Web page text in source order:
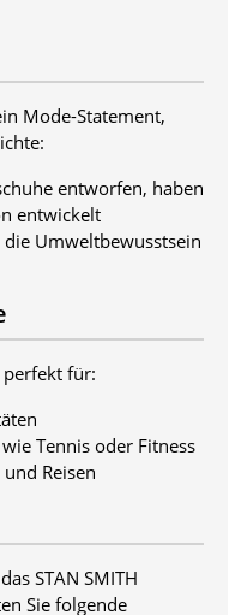
Mode-Statement,
entworfen, haben
entwickelt
Umweltbewusstsein
perfekt für:
Tennis oder Fitness
Reisen
STAN SMITH
Sie folgende